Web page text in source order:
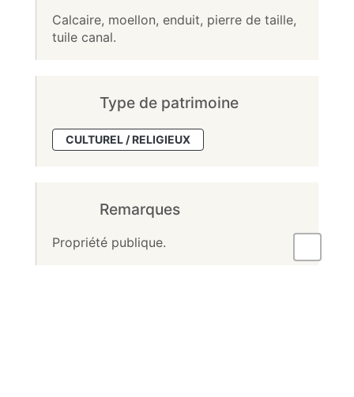
Calcaire, moellon, enduit, pierre de taille,
tuile canal.
Type de patrimoine
CULTUREL / RELIGIEUX
Remarques
Propriété publique.